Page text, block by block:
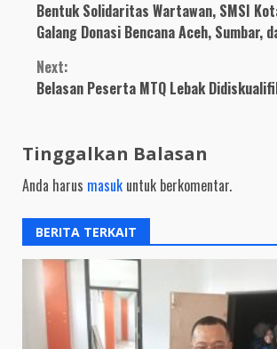
Reading
Bentuk Solidaritas Wartawan, SMSI
Galang Donasi Bencana Aceh, Sumbar,
Next:
Belasan Peserta MTQ Lebak
Tinggalkan Balasan
Anda harus masuk untuk berkomentar.
BERITA TERKAIT